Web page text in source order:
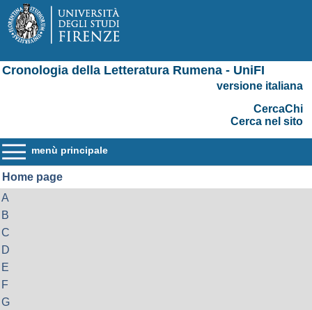
Cronologia della Letteratura Rumena - UniFI
versione italiana
CercaChi
Cerca nel sito
menù principale
Home page
A
B
C
D
E
F
G